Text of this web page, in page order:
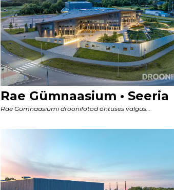
Rae Gümnaasium • Seeria
Rae Gümnaasiumi droonifotod õhtuses valgus...